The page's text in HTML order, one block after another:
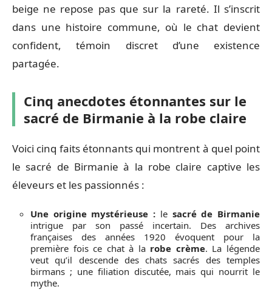
beige ne repose pas que sur la rareté. Il s’inscrit
dans une histoire commune, où le chat devient
confident, témoin discret d’une existence
partagée.
Cinq anecdotes étonnantes sur le
sacré de Birmanie à la robe claire
Voici cinq faits étonnants qui montrent à quel point
le sacré de Birmanie à la robe claire captive les
éleveurs et les passionnés :
Une origine mystérieuse : le sacré de Birmanie
intrigue par son passé incertain. Des archives
françaises des années 1920 évoquent pour la
première fois ce chat à la robe crème. La légende
veut qu’il descende des chats sacrés des temples
birmans ; une filiation discutée, mais qui nourrit le
mythe.